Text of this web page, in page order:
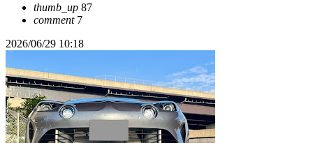
thumb_up 87
comment7
2026/06/29 10:18